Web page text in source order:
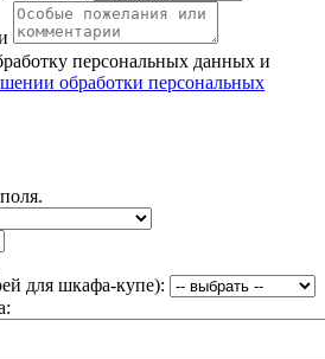
персональных данных и
обработки персональных
для шкафа-купе):